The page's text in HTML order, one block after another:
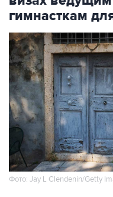
Фото: Jay L Clendenin/Getty
Москва. 7 августа.